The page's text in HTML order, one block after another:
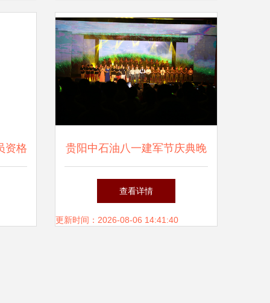
资格
演
出
贵阳中石油八一建军节庆典晚
会圆满举行
查看详情
更新时间：2026-08-06 14:41:40